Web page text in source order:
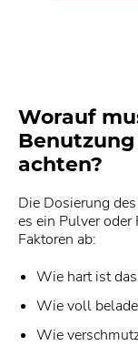
Worauf
achten?
Die Dosierung
es ein Pulver
Faktoren ab:
Wie hart ist
Wie voll
Wie